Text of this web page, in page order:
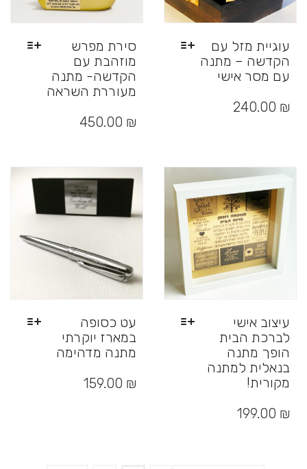
סירת מפרש
מוזהבת עם
הקדשה- מתנה
מעוררת השראה
זה
לבחור
את
האפשרויות
450.00 ₪
עוגיית מזל עם
הקדשה – מתנה
עם מסר אישי
זה
את
האפשרויות
בעמוד
המוצר
240.00 ₪
עט כסופה
במארז יוקרתי
מתנה מדהימה
זה 159.00 ₪
עיצוב אישי
לברכת הבית
הופך מתנה
בנאלית למתנה
מקורית!
זה 199.00 ₪